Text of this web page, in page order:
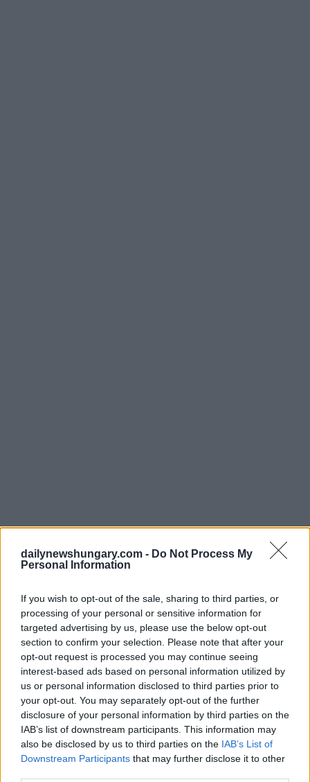
dailynewshungary.com - Do Not Process My
Personal Information
If you wish to opt-out of the sale, sharing to third parties, or
processing of your personal or sensitive information for
targeted advertising by us, please use the below opt-out
section to confirm your selection. Please note that after your
opt-out request is processed you may continue seeing
interest-based ads based on personal information utilized by
us or personal information disclosed to third parties prior to
your opt-out. You may separately opt-out of the further
disclosure of your personal information by third parties on the
IAB’s list of downstream participants. This information may
also be disclosed by us to third parties on the IAB’s List of
Downstream Participants that may further disclose it to other
La scomparsa del ragazzo scomparso
Nel giugno di quest’anno, la Procura capo della contea di
collegamento tra la scomparsa del ragazzo scomparso Tamás
Till e un ex residente di un orfanotrofio a Baja. È stato
rivelato che Péter K., sotto ricatto o minaccia, aveva
partecipato alla sepoltura del corpo di un bambino nel 2000.
Sfortunatamente, Péter K. si è suicidato nel 2011. Alla fine,
un altro ex residente di nome János ha confessato di essere a
conoscenza dell’incidente. Al momento della scomparsa di
Till, Péter lavorava per un appaltatore locale, József V., che
stava costruendo un capannone nella sua fattoria. L’indagine
ora include le circostanze relative al suo impiego e i
collegamenti con il caso.
Insabbiamento raccapricciante di omicidio?